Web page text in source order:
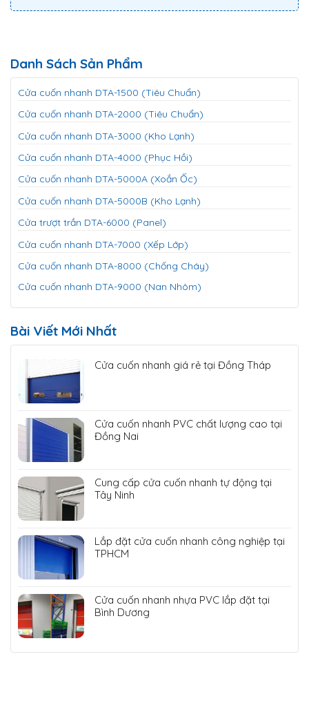
Danh Sách Sản Phẩm
Cửa cuốn nhanh DTA-1500 (Tiêu Chuẩn)
Cửa cuốn nhanh DTA-2000 (Tiêu Chuẩn)
Cửa cuốn nhanh DTA-3000 (Kho Lạnh)
Cửa cuốn nhanh DTA-4000 (Phục Hồi)
Cửa cuốn nhanh DTA-5000A (Xoắn Ốc)
Cửa cuốn nhanh DTA-5000B (Kho Lạnh)
Cửa trượt trần DTA-6000 (Panel)
Cửa cuốn nhanh DTA-7000 (Xếp Lớp)
Cửa cuốn nhanh DTA-8000 (Chống Cháy)
Cửa cuốn nhanh DTA-9000 (Nan Nhôm)
Bài Viết Mới Nhất
Cửa cuốn nhanh giá rẻ tại Đồng Tháp
Cửa cuốn nhanh PVC chất lượng cao tại
Đồng Nai
Cung cấp cửa cuốn nhanh tự động tại
Tây Ninh
Lắp đặt cửa cuốn nhanh công nghiệp tại
TPHCM
Cửa cuốn nhanh nhựa PVC lắp đặt tại
Bình Dương